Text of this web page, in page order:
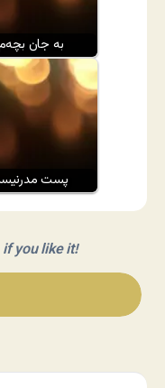
به جان
پست
you like it!